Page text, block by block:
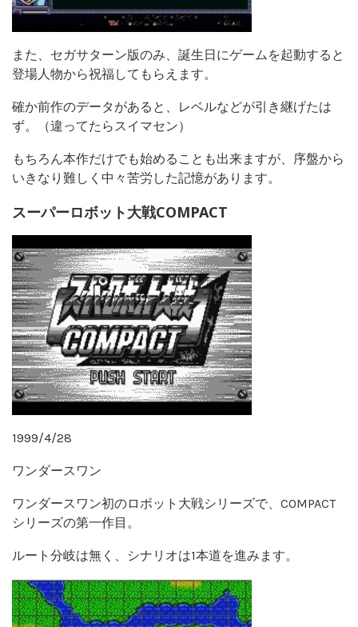
また、セガサターン版のみ、誕生日にゲームを起動すると
登場人物から祝福してもらえます。
確か前作のデータがあると、レベルなどが引き継げたは
ず。（違ってたらスイマセン）
もちろん本作だけでも始めることも出来ますが、序盤から
いきなり難しく中々苦労した記憶があります。
スーパーロボット大戦COMPACT
1999/4/28
ワンダースワン
ワンダースワン初のロボット大戦シリーズで、COMPACT
シリーズの第一作目。
ルート分岐は無く、シナリオは1本道を進みます。